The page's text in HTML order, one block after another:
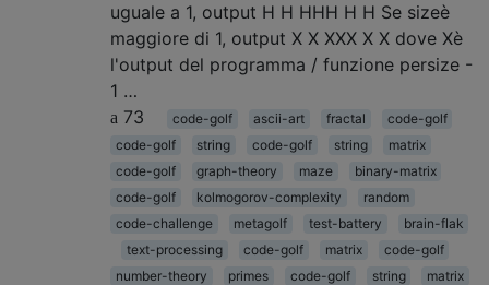
uguale a 1, output H H HHH H H Se sizeè
maggiore di 1, output X X XXX X X dove Xè
l'output del programma / funzione persize -
1 …
73
code-golf ascii-art fractal
code-golf
code-golf
string code-golf string
matrix
code-golf
graph-theory maze
binary-matrix
code-golf
kolmogorov-complexity
random
code-challenge
metagolf test-battery
brain-flak
text-processing
code-golf matrix
code-golf
number-theory
primes code-golf string
matrix